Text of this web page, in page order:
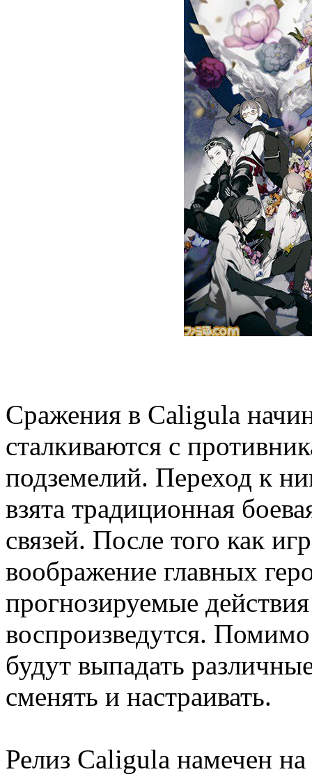
Сражения в Caligula
сталкиваются с
подземелий. Переход к
взята традиционная
связей. После того как
воображение главных
прогнозируемые
воспроизведутся.
будут выпадать
сменять и настраивать.
Релиз Caligula намечен